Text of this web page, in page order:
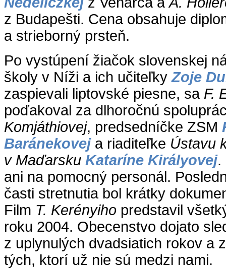
z Budapešti. Cena obsahuje
a strieborný prsteň.
Po vystúpení žiačok slovenskej
školy v Níži a ich učiteľkyZoje
zaspievali liptovské piesne, sa F.
poďakoval za dlhoročnú
Komjáthiovej, predsedníčke ZSM
Baránekoveja riaditeľke Ústavu
v Maďarsku Kataríne Királyovej.
ani na pomocný personál.
časti stretnutia bol krátky
Film T. Kerényiho predstavil
roku 2004. Obecenstvo dojato
z uplynulých dvadsiatich rokov a
tých, ktorí už nie sú medzi nami.